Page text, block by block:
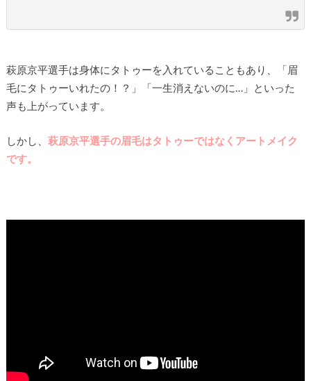
萩原京平選手は身体にタトゥーを入れていることもあり、「眉
毛にタトゥーいれたの！？」「一生消えないのに…」といった
声も上がっています。
しかし、 萩原京平選手の眉毛はタトゥーではなくアートメイク
です。